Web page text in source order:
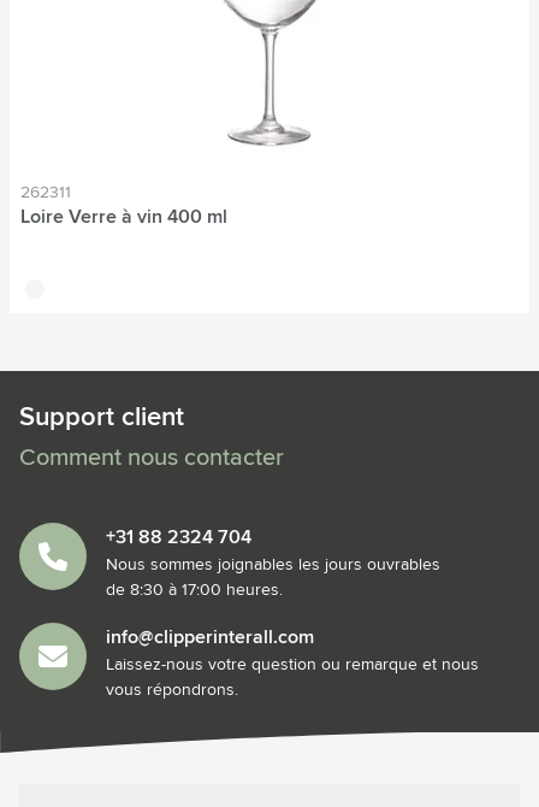
262311
Loire Verre à vin 400 ml
Support client
Comment nous contacter
+31 88 2324 704
Nous sommes joignables les jours ouvrables
de 8:30 à 17:00 heures.
info@clipperinterall.com
Laissez-nous votre question ou remarque et nous
vous répondrons.